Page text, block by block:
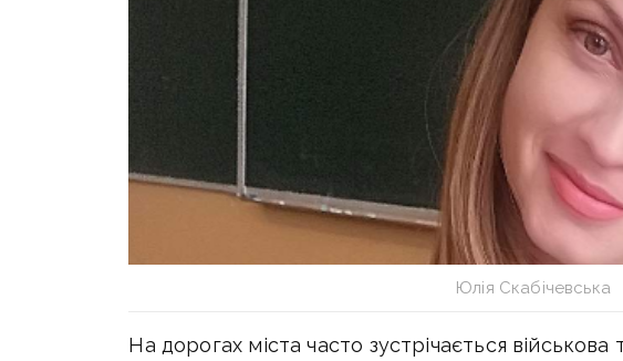
Юлія Скабічевська
На дорогах міста часто зустрічається військова